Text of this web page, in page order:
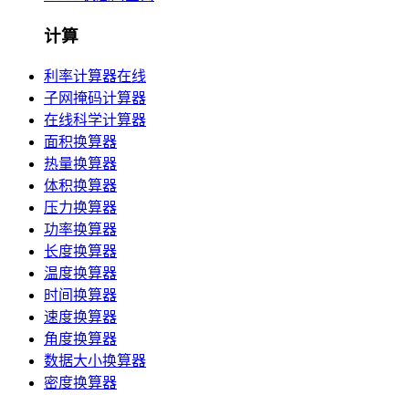
计算
利率计算器在线
子网掩码计算器
在线科学计算器
面积换算器
热量换算器
体积换算器
压力换算器
功率换算器
长度换算器
温度换算器
时间换算器
速度换算器
角度换算器
数据大小换算器
密度换算器